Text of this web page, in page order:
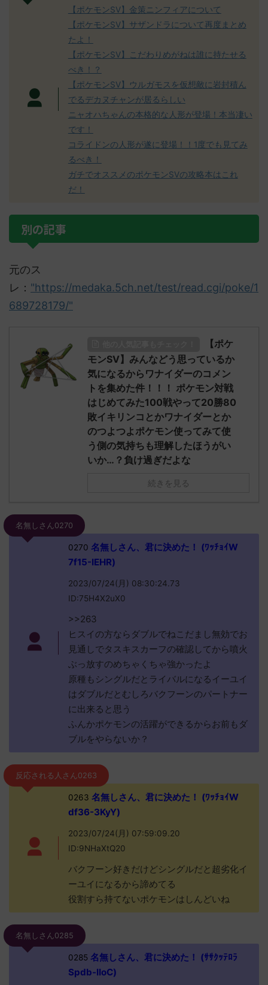
【ポケモンSV】金策ニンフィアについて
【ポケモンSV】サザンドラについて再度まとめ
たよ！
【ポケモンSV】こだわりめがねは誰に持たせる
べき！？
【ポケモンSV】ウルガモスを仮想敵に岩封積ん
でるデカヌチャンが居るらしい
ニャオハちゃんの本格的な人形が登場！本当凄い
です！
コライドンの人形が遂に登場！！1度でも見てみ
るべき！
ガチでオススメのポケモンSVの攻略本はこれ
だ！
別の記事
元のス
レ： "https://medaka.5ch.net/test/read.cgi/poke/1
689728179/"
【ポケ
モンSV】みんなどう思っているか
気になるからワナイダーのコメン
トを集めた件！！！ ポケモン対戦
はじめてみた100戦やって20勝80
敗イキリンコとかワナイダーとか
のつよつよポケモン使ってみて使
う側の気持ちも理解したほうがい
いか…？負け過ぎだよな
続きを見る
名無しさん0270
0270 名無しさん、君に決めた！ (ﾜｯﾁｮｲW
7f15-IEHR)
2023/07/24(月) 08:30:24.73
ID:75H4X2uX0
>>263
ヒスイの方ならダブルでねこだまし無効でお
見通しでタスキスカーフの確認してから噴火
ぶっ放すのめちゃくちゃ強かったよ
原種もシングルだとライバルになるイーユイ
はダブルだとむしろバクフーンのパートナー
に出来ると思う
ふんかポケモンの活躍ができるからお前もダ
ブルをやらないか？
反応される人さん0263
0263 名無しさん、君に決めた！ (ﾜｯﾁｮｲW
df36-3KyY)
2023/07/24(月) 07:59:09.20
ID:9NHaXtQ20
バクフーン好きだけどシングルだと超劣化イ
ーユイになるから諦めてる
役割すら持てないポケモンはしんどいね
名無しさん0285
0285名無しさん、君に決めた！ (ｻｻｸｯﾃﾛﾗ
Spdb-IIoC)